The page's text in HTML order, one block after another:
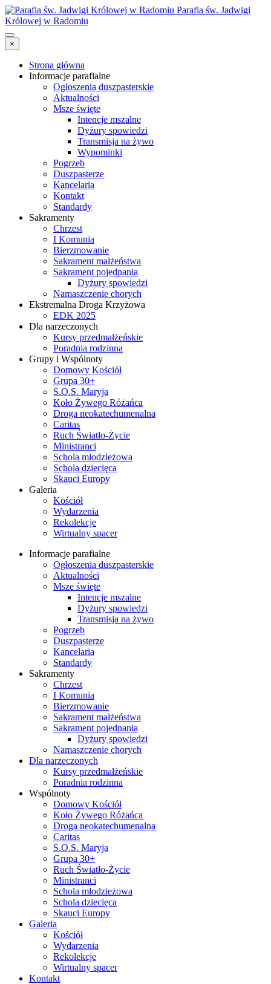
Parafia św. Jadwigi
Królowej w Radomiu
×
Strona główna
Informacje parafialne
Ogłoszenia duszpasterskie
Aktualności
Msze święte
Intencje mszalne
Dyżury spowiedzi
Transmisja na żywo
Wypominki
Pogrzeb
Duszpasterze
Kancelaria
Kontakt
Standardy
Sakramenty
Chrzest
I Komunia
Bierzmowanie
Sakrament małżeństwa
Sakrament pojednania
Dyżury spowiedzi
Namaszczenie chorych
Ekstremalna Droga Krzyżowa
EDK 2025
Dla narzeczonych
Kursy przedmałżeńskie
Poradnia rodzinna
Grupy i Wspólnoty
Domowy Kościół
Grupa 30+
S.O.S. Maryja
Koło Żywego Różańca
Droga neokatechumenalna
Caritas
Ruch Światło-Życie
Ministranci
Schola młodzieżowa
Schola dziecięca
Skauci Europy
Galeria
Kościół
Wydarzenia
Rekolekcje
Wirtualny spacer
Informacje parafialne
Ogłoszenia duszpasterskie
Aktualności
Msze święte
Intencje mszalne
Dyżury spowiedzi
Transmisja na żywo
Pogrzeb
Duszpasterze
Kancelaria
Standardy
Sakramenty
Chrzest
I Komunia
Bierzmowanie
Sakrament małżeństwa
Sakrament pojednania
Dyżury spowiedzi
Namaszczenie chorych
Dla narzeczonych
Kursy przedmałżeńskie
Poradnia rodzinna
Wspólnoty
Domowy Kościół
Koło Żywego Różańca
Droga neokatechumenalna
Caritas
S.O.S. Maryja
Grupa 30+
Ruch Światło-Życie
Ministranci
Schola młodzieżowa
Schola dziecięca
Skauci Europy
Galeria
Kościół
Wydarzenia
Rekolekcje
Wirtualny spacer
Kontakt